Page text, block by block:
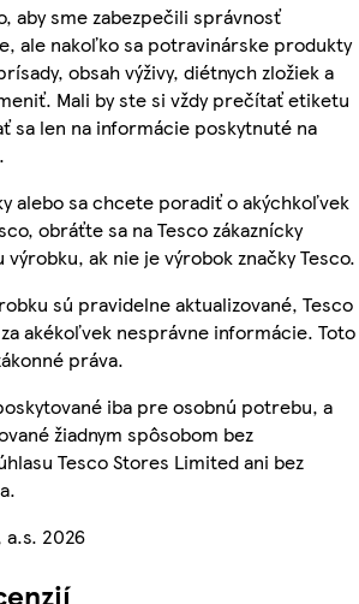
aby sme zabezpečili správnosť
ale nakoľko sa potravinárske produkty
obsah výživy, diétnych zložiek a
Mali by ste si vždy prečítať etiketu
sa len na informácie poskytnuté na
alebo sa chcete poradiť o akýchkoľvek
obráťte sa na Tesco zákaznícky
ak nie je výrobok značky Tesco.
sú pravidelne aktualizované, Tesco
akékoľvek nesprávne informácie. Toto
práva.
iba pre osobnú potrebu, a
žiadnym spôsobom bez
Tesco Stores Limited ani bez
a.s. 2026